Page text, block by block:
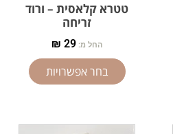
טטרא קלאסית – ורוד
זריחה
החל מ: ₪ 29
בחר אפשרויות